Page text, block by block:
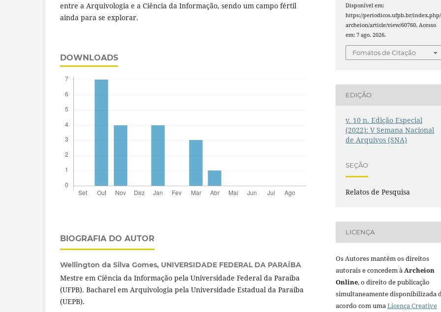
entre a Arquivologia e a Ciência da Informação, sendo um campo fértil
ainda para se explorar.
DOWNLOADS
BIOGRAFIA DO AUTOR
Wellington da Silva Gomes, UNIVERSIDADE FEDERAL DA PARAÍBA
Mestre em Ciência da Informação pela Universidade Federal da Paraíba
(UFPB). Bacharel em Arquivologia pela Universidade Estadual da Paraíba
(UEPB).
Disponível em:
https://periodicos.ufpb.br/index.php/
archeion/article/view/60760. Acesso
em: 7 ago. 2026.
Fomatos de Citação
EDIÇÃO
v. 10 n. Edição Especial
(2022): V Semana Nacional
de Arquivos (SNA)
SEÇÃO
Relatos de Pesquisa
LICENÇA
Os Autores mantêm os direitos
autorais e concedem àArcheion
Online, o direito de publicação
simultaneamente disponibilizada
acordo com umaLicença Creative